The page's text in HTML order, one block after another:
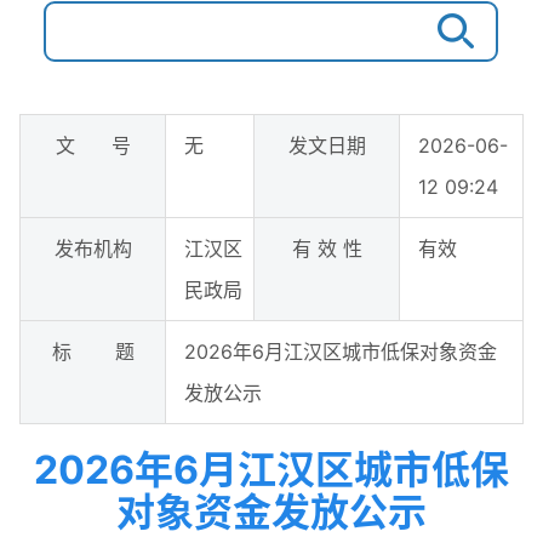
文 号 无 发文日期
2026-06-
12 09:24
发布机构
江汉区
民政局
有 效 性 有效
标 题
​2026年6月江汉区城市低保对象资金
发放公示
​2026年6月江汉区城市低保
对象资金发放公示